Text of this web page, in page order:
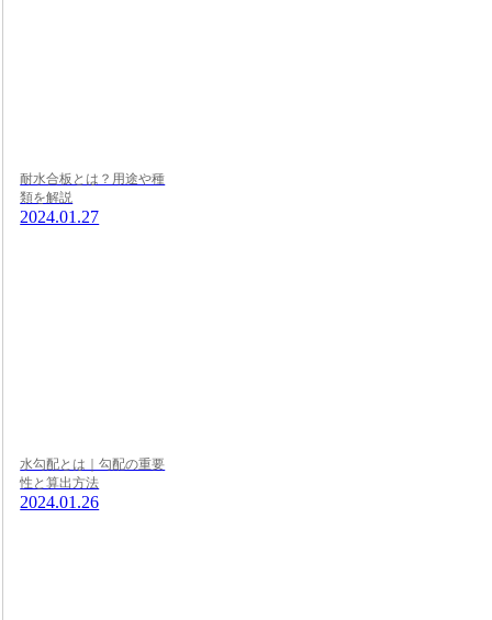
耐水合板とは？用途や種
類を解説
2024.01.27
水勾配とは｜勾配の重要
性と算出方法
2024.01.26